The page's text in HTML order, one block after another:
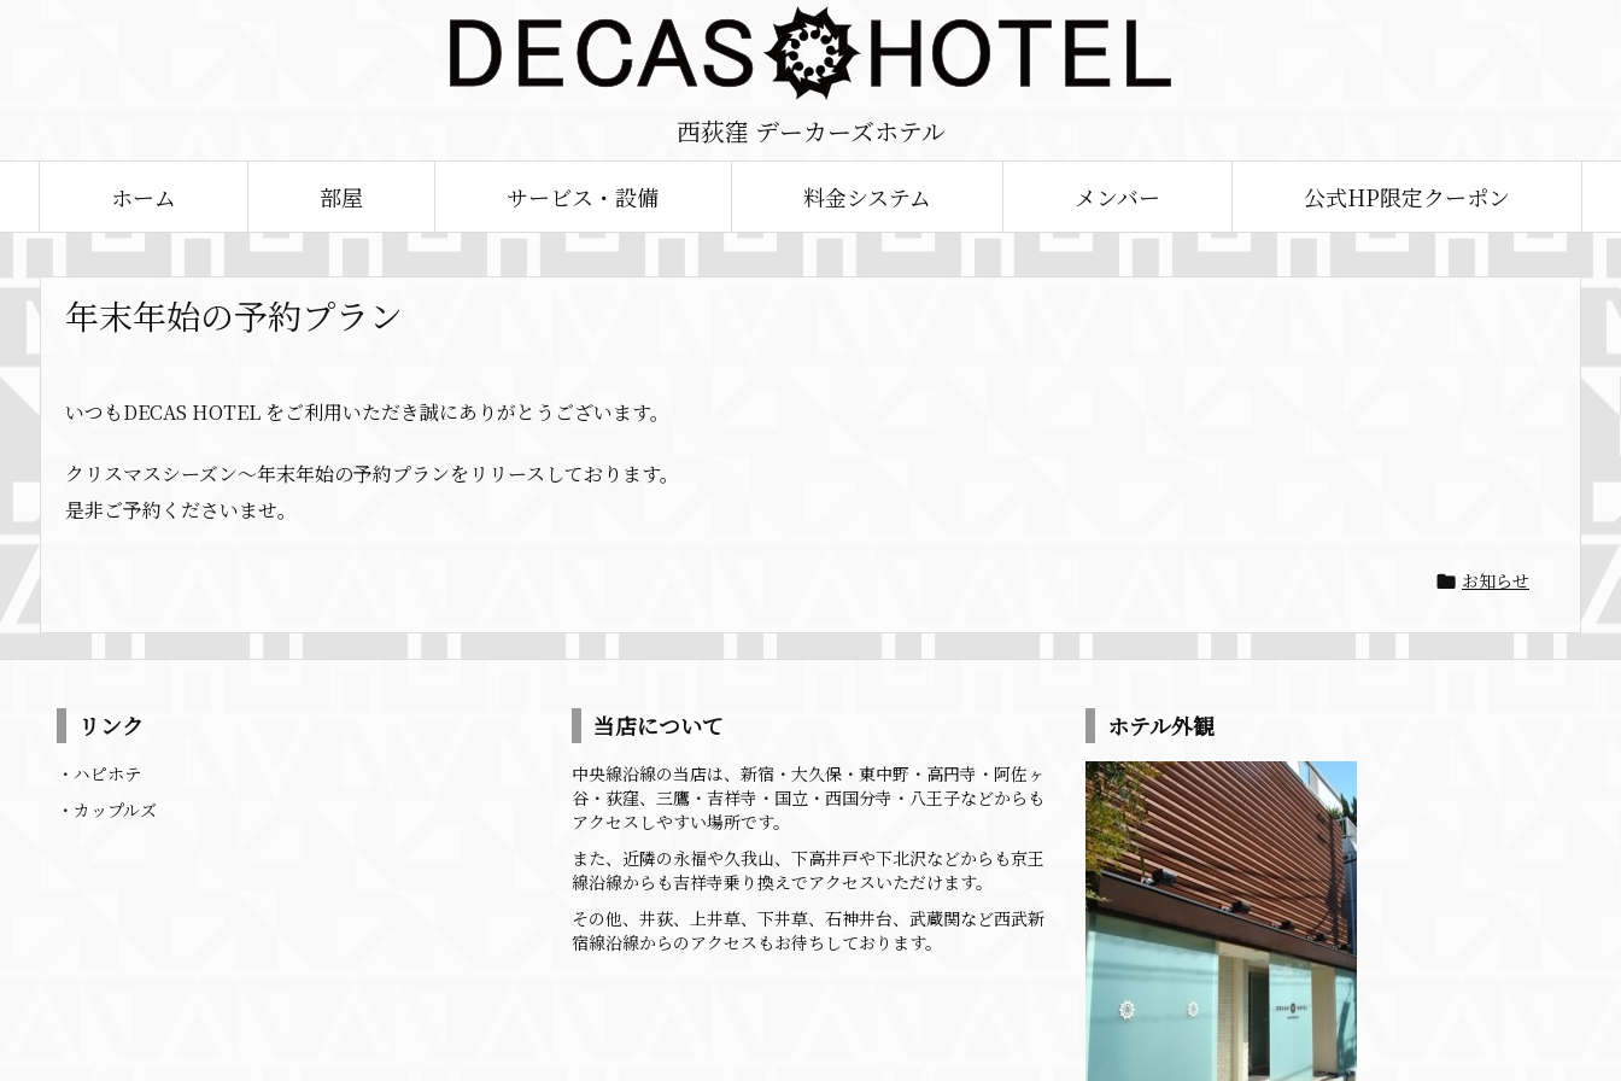
西荻窪 デーカーズホテル
ホーム 部屋 サービス・設備 料金システム メンバー 公式HP限定クーポン
年末年始の予約プラン
いつもDECAS HOTEL をご利用いただき誠にありがとうございます。
クリスマスシーズン～年末年始の予約プランをリリースしております。
是非ご予約くださいませ。
 お知らせ
リンク
・ ハピホテ
・ カップルズ
当店について
中央線沿線の当店は、新宿・大久保・東中野・高円寺・ 阿佐ヶ
谷・荻窪、三鷹・吉祥寺・国立・西国分寺・ 八王子などからも
アクセスしやすい場所です。
また、近隣の永福や久我山、 下高井戸や下北沢などからも京王
線沿線からも吉祥寺乗り換えでアクセスいただけます。
その他、井荻、上井草、下井草、石神井台、 武蔵関など西武新
宿線沿線からのアクセスもお待ちしております。
ホテル外観